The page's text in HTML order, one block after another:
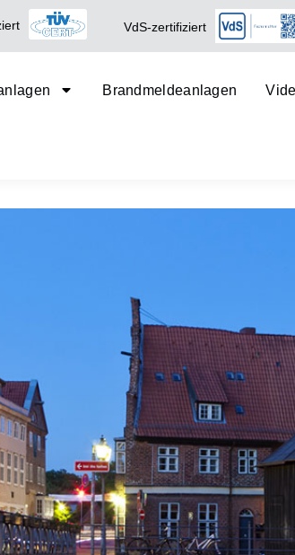
VdS-zertifiziert
Brandmeldeanlagen